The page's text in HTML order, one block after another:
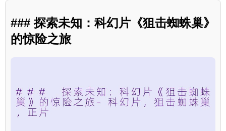
### 探索未知：科幻片《狙击蜘蛛巢》
的惊险之旅